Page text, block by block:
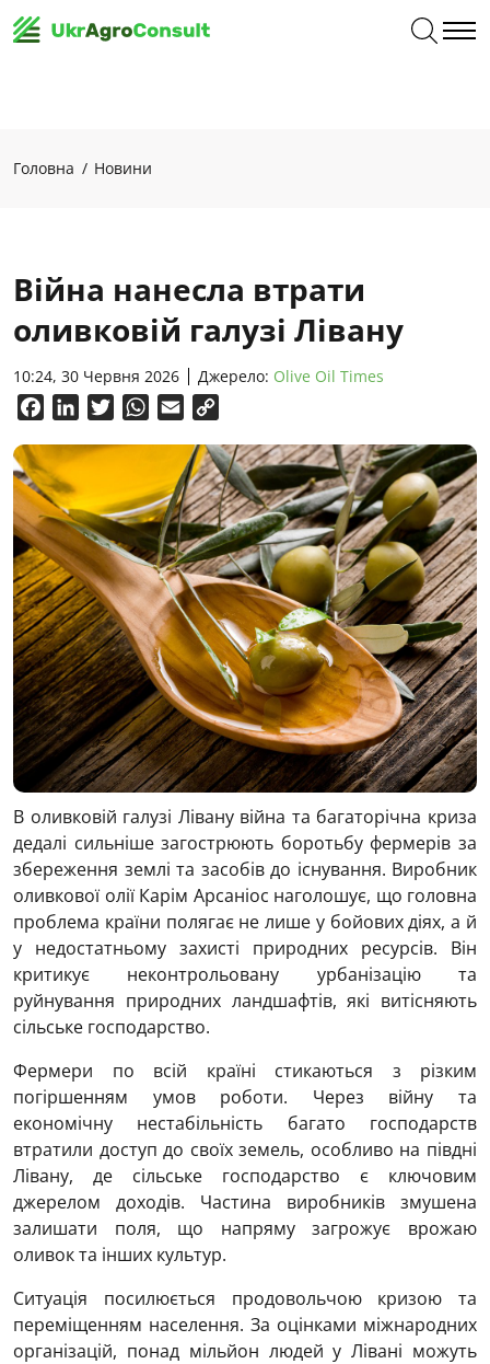
Головна Новини
Війна нанесла втрати
оливковій галузі Лівану
10:24, 30 Червня 2026 Джерело: Olive Oil Times
FacebookLinkedInTwitterWhatsApp
Email
В оливковій галузі Лівану війна та багаторічна криза
дедалі сильніше загострюють боротьбу фермерів за
збереження землі та засобів до існування. Виробник
оливкової олії Карім Арсаніос наголошує, що головна
проблема країни полягає не лише у бойових діях, а й
у недостатньому захисті природних ресурсів. Він
критикує неконтрольовану урбанізацію та
руйнування природних ландшафтів, які витісняють
сільське господарство.
Фермери по всій країні стикаються з різким
погіршенням умов роботи. Через війну та
економічну нестабільність багато господарств
втратили доступ до своїх земель, особливо на півдні
Лівану, де сільське господарство є ключовим
джерелом доходів. Частина виробників змушена
залишати поля, що напряму загрожує врожаю
оливок та інших культур.
Ситуація посилюється продовольчою кризою та
переміщенням населення. За оцінками міжнародних
організацій, понад мільйон людей у Лівані можуть